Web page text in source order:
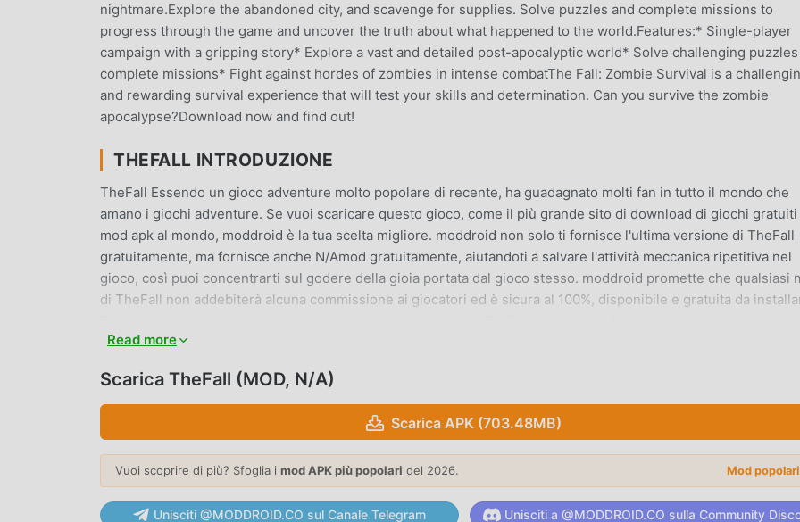
nightmare.Explore the abandoned city, and scavenge for supplies. Solve puzzles and complete missions to
progress through the game and uncover the truth about what happened to the world.Features:* Single-player
campaign with a gripping story* Explore a vast and detailed post-apocalyptic world* Solve challenging puzzles
complete missions* Fight against hordes of zombies in intense combatThe Fall: Zombie Survival is a
and rewarding survival experience that will test your skills and determination. Can you survive the zombie
apocalypse?Download now and find out!
THEFALL INTRODUZIONE
TheFall Essendo un gioco adventure molto popolare di recente, ha guadagnato molti fan in tutto il mondo che
amano i giochi adventure. Se vuoi scaricare questo gioco, come il più grande sito di download di giochi
mod apk al mondo, moddroid è la tua scelta migliore. moddroid non solo ti fornisce l'ultima versione di TheFall
gratuitamente, ma fornisce anche N/Amod gratuitamente, aiutandoti a salvare l'attività meccanica ripetitiva nel
gioco, così puoi concentrarti sul godere della gioia portata dal gioco stesso. moddroid promette che qualsiasi
di TheFall non addebiterà alcuna commissione ai giocatori ed è sicura al 100%, disponibile e gratuita da
gioca!
GAMEPLAY UNICO
TheFall Essendo un popolare gioco adventure, il suo gameplay unico lo ha aiutato a conquistare un gran
fan in tutto il mondo. A differenza dei tradizionali giochi adventure, in TheFall , devi solo seguire il tutorial per
principianti, così puoi facilmente avviare l'intero gioco e goderti la gioia offerta dai classici giochi adventure
TheFall . Allo stesso tempo, moddroid ha creato appositamente una piattaforma per gli amanti dei giochi
consentendoti di comunicare e condividere con tutti gli amanti dei giochi adventure in tutto il mondo, cosa stai
Read more
Scarica TheFall (MOD, N/A)
Scarica APK (703.48MB)
Vuoi scoprire di più? Sfoglia i mod APK più popolari del 2026. Mod
Unisciti @MODDROID.CO sul Canale Telegram Unisciti a @MODDROID.CO sulla Community